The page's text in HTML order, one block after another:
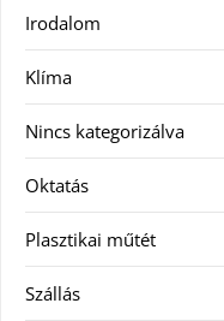
Irodalom
Klíma
Nincs kategorizálva
Oktatás
Plasztikai műtét
Szállás